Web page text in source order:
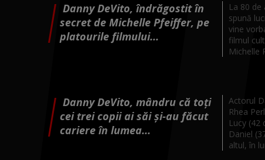
Danny DeVito, îndrăgostit în
secret de Michelle Pfeiffer, pe
platourile filmului...
La 80 de
spună
vine
filmul
Michelle
Danny DeVito, mândru că toți
cei trei copii ai săi și-au făcut
cariere în lumea...
Actorul
Rhea
Lucy (42
Daniel
altul, în